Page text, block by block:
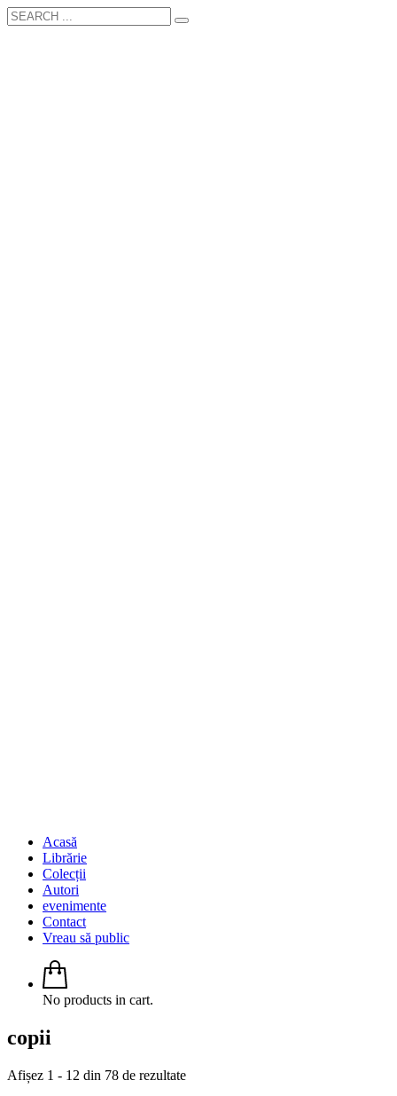
Acasă
Librărie
Colecții
Autori
evenimente
Contact
Vreau să public
No products in cart.
copii
Afișez 1 - 12 din 78 de rezultateSorted